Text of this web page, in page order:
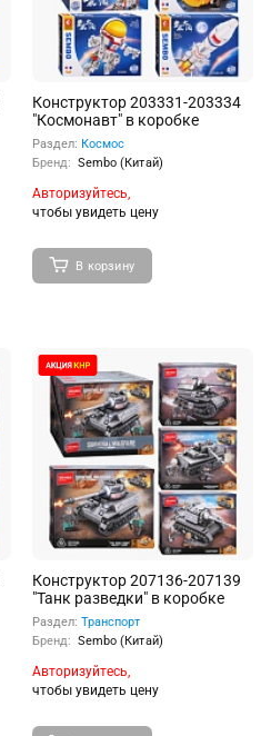
Конструктор 203331-203334
"Космонавт" в коробке
Раздел: Космос
Бренд: Sembo (Китай)
Авторизуйтесь,
чтобы увидеть цену
В корзину
Конструктор 207136-207139
"Танк разведки" в коробке
Раздел: Транспорт
Бренд: Sembo (Китай)
Авторизуйтесь,
чтобы увидеть цену